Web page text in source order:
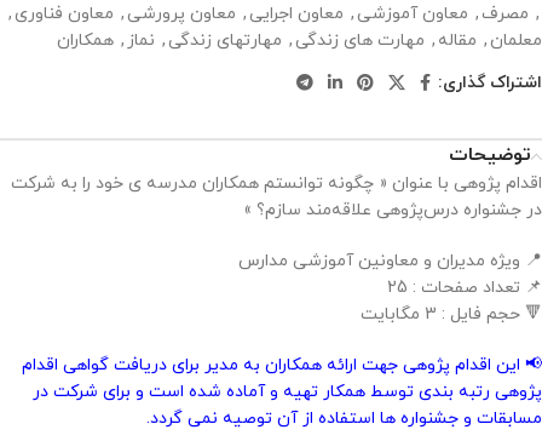
, مصرف , معاون آموزشی , معاون اجرایی , معاون پرورشی , معاون فناوری ,
معلمان , مقاله , مهارت های زندگی , مهارتهای زندگی , نماز , همکاران
اشتراک گذاری:
توضیحات
اقدام پژوهی با عنوان « چگونه توانستم همکاران مدرسه ی خود را به شرکت
در جشنواره درس‌پژوهی علاقه‌مند سازم؟ »
📍 ویژه مدیران و معاونین آموزشی مدارس
📌 تعداد صفحات : 25
🔻 حجم فایل : 3 مگابایت
📢 این اقدام پژوهی جهت ارائه همکاران به مدیر برای دریافت گواهی اقدام
پژوهی رتبه بندی توسط همکار تهیه و آماده شده است و برای شرکت در
مسابقات و جشنواره ها استفاده از آن توصیه نمی گردد.